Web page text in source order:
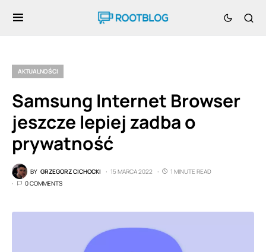
AKTUALNOŚCI
Samsung Internet Browser
jeszcze lepiej zadba o
prywatność
BY GRZEGORZ CICHOCKI 15 MARCA 2022
1 MINUTE READ
0 COMMENTS